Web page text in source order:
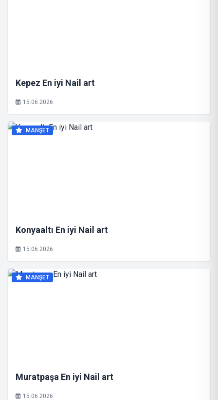
Kepez En iyi Nail art
15.06.2026
MANŞET
Konyaaltı En iyi Nail art
15.06.2026
MANŞET
Muratpaşa En iyi Nail art
15.06.2026